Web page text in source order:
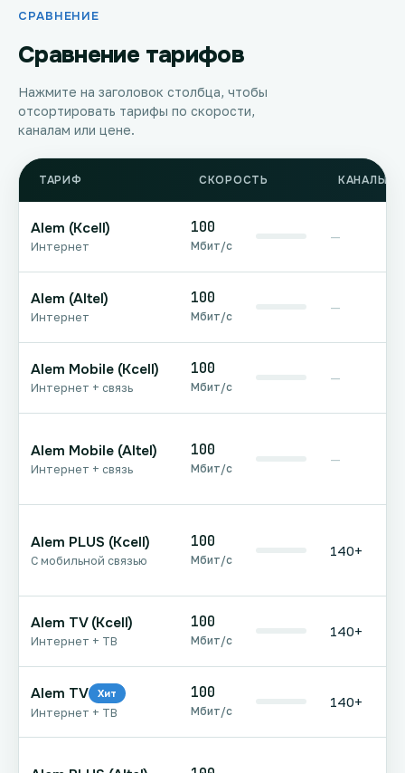
СРАВНЕНИЕ
Сравнение тарифов
Нажмите на заголовок столбца, чтобы
отсортировать тарифы по скорости,
каналам или цене.
ТАРИФ СКОРОСТЬ КАНАЛЫ
Alem (Kcell)
Интернет
100
Мбит/с
—
Alem (Altel)
Интернет
100
Мбит/с
—
Alem Mobile (Kcell)
Интернет + связь
100
Мбит/с
—
Alem Mobile (Altel)
Интернет + связь
100
Мбит/с
—
Alem PLUS (Kcell)
С мобильной связью
100
Мбит/с
140+
Alem TV (Kcell)
Интернет + ТВ
100
Мбит/с
140+
Alem TV Хит
Интернет + ТВ
100
Мбит/с
140+